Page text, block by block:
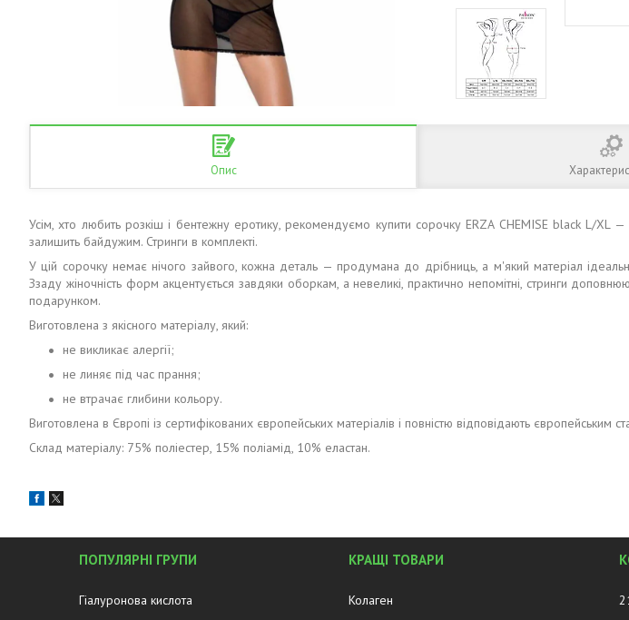
Опис
Усім, хто любить розкіш і бентежну еротику, рекомендуємо купити сорочку ERZA CHEMISE black L/XL
залишить байдужим. Стринги в комплекті.
У цій сорочку немає нічого зайвого, кожна деталь — продумана до дрібниць, а м'який матеріал
Ззаду жіночність форм акцентується завдяки оборкам, а невеликі, практично непомітні, стринги
подарунком.
Виготовлена з якісного матеріалу, який:
не викликає алергії;
не линяє під час прання;
не втрачає глибини кольору.
Виготовлена в Європі із сертифікованих європейських матеріалів і повністю відповідають європейським
Склад матеріалу: 75% поліестер, 15% поліамід, 10% еластан.
ПОПУЛЯРНІ ГРУПИ
Гіалуронова кислота
КРАЩІ ТОВАРИ
Колаген